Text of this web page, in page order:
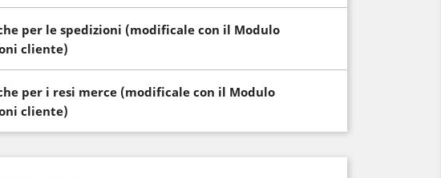
per le spedizioni (modificale con il Modulo
cliente)
per i resi merce (modificale con il Modulo
cliente)